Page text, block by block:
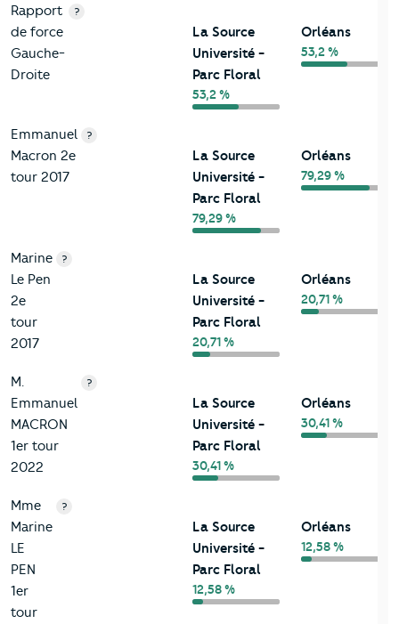
Rapport
de force
Gauche-
Droite
?
La Source
Université -
Parc Floral
53,2 %
Orléans
53,2 %
Emmanuel
Macron 2e
tour 2017
?
La Source
Université -
Parc Floral
79,29 %
Orléans
79,29 %
Marine
Le Pen
2e
tour
2017
?
La Source
Université -
Parc Floral
20,71 %
Orléans
20,71 %
M.
Emmanuel
MACRON
1er tour
2022
?
La Source
Université -
Parc Floral
30,41 %
Orléans
30,41 %
Mme
Marine
LE
PEN
1er
tour
?
La Source
Université -
Parc Floral
12,58 %
Orléans
12,58 %